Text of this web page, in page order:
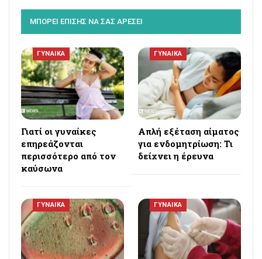
ΜΠΟΡΕΙ ΕΠΙΣΗΣ ΝΑ ΣΑΣ ΑΡΕΣΕΙ
ΓΥΝΑΙΚΑ
Γιατί οι γυναίκες
επηρεάζονται
περισσότερο από τον
καύσωνα
ΓΥΝΑΙΚΑ
Απλή εξέταση αίματος
για ενδομητρίωση: Τι
δείχνει η έρευνα
ΓΥΝΑΙΚΑ ΓΥΝΑΙΚΑ